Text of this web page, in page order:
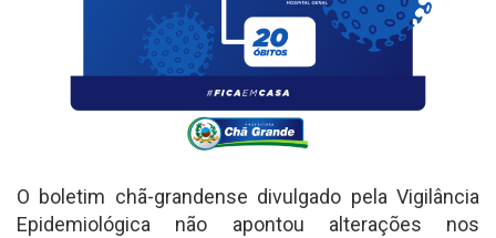
O boletim chã-grandense divulgado pela Vigilância
Epidemiológica não apontou alterações nos